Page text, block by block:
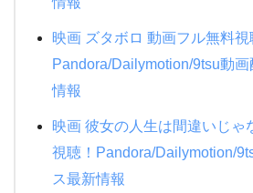
映画 ズタボロ 動画フル無料視
Pandora/Dailymotion/9tsu動
情報
映画 彼女の人生は間違いじゃ
視聴！Pandora/Dailymotion/
ス最新情報